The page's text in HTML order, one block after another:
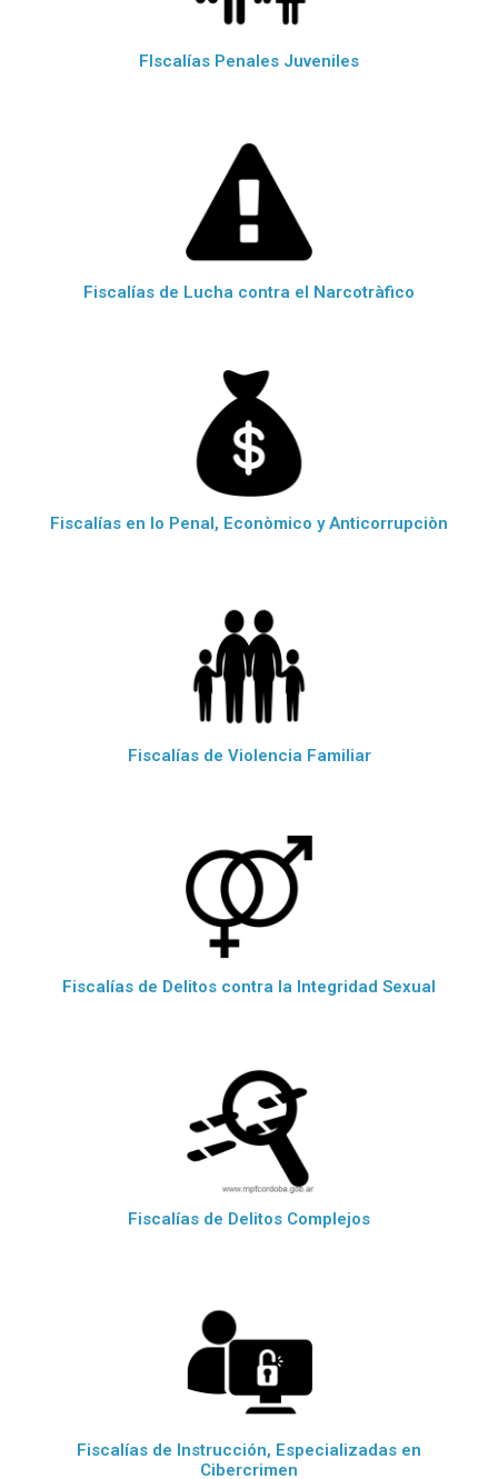
FIscalías Penales Juveniles
Fiscalías de Lucha contra el Narcotràfico
Fiscalías en lo Penal, Econòmico y Anticorrupciòn
Fiscalías de Violencia Familiar
Fiscalías de Delitos contra la Integridad Sexual
Fiscalías de Delitos Complejos
Fiscalías de Instrucción, Especializadas en
Cibercrimen